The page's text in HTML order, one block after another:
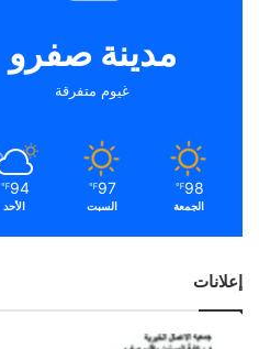
مدينة صفرو
غيوم متفرقة
98
℉
الجمعة
97
℉
السبت
94
℉
الأحد
إعلانات